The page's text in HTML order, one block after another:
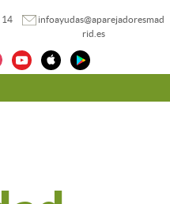
14
infoayudas@aparejadoresmad
rid.es